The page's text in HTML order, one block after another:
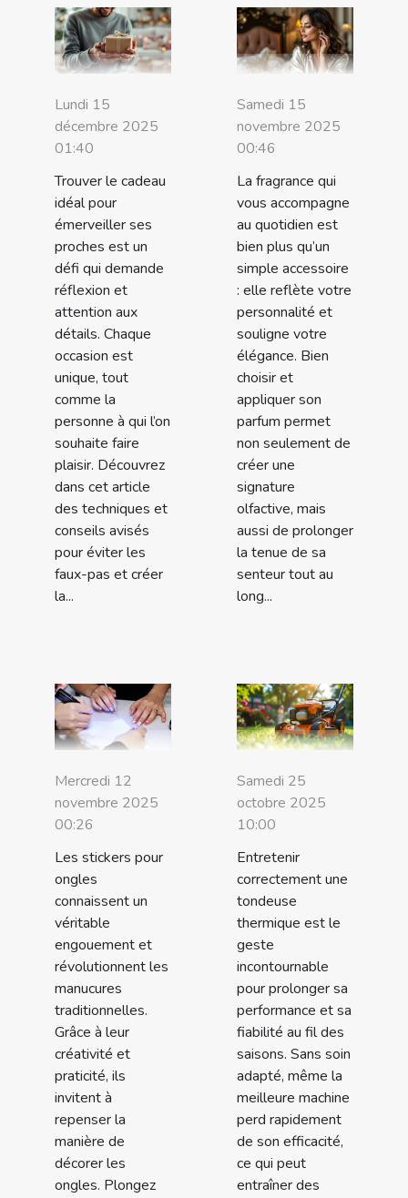
Lundi 15
décembre 2025
01:40
Trouver le cadeau
idéal pour
émerveiller ses
proches est un
défi qui demande
réflexion et
attention aux
détails. Chaque
occasion est
unique, tout
comme la
personne à qui l’on
souhaite faire
plaisir. Découvrez
dans cet article
des techniques et
conseils avisés
pour éviter les
faux-pas et créer
la...
Samedi 15
novembre 2025
00:46
La fragrance qui
vous accompagne
au quotidien est
bien plus qu’un
simple accessoire
: elle reflète votre
personnalité et
souligne votre
élégance. Bien
choisir et
appliquer son
parfum permet
non seulement de
créer une
signature
olfactive, mais
aussi de prolonger
la tenue de sa
senteur tout au
long...
Mercredi 12
novembre 2025
00:26
Les stickers pour
ongles
connaissent un
véritable
engouement et
révolutionnent les
manucures
traditionnelles.
Grâce à leur
créativité et
praticité, ils
invitent à
repenser la
manière de
décorer les
ongles. Plongez
Samedi 25
octobre 2025
10:00
Entretenir
correctement une
tondeuse
thermique est le
geste
incontournable
pour prolonger sa
performance et sa
fiabilité au fil des
saisons. Sans soin
adapté, même la
meilleure machine
perd rapidement
de son efficacité,
ce qui peut
entraîner des